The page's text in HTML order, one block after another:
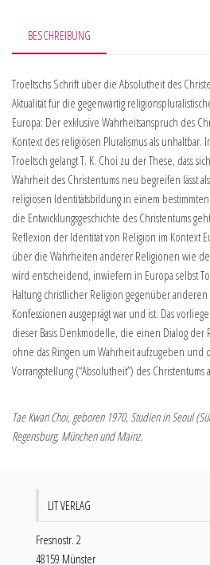
BESCHREIBUNG
Troeltschs Schrift über die Absolutheit des
Aktualität für die gegenwärtig
Europa: Der exklusive Wahrheitsanspruch des
Kontext des religiösen Pluralismus als unhaltbar.
Troeltsch gelangt T. K. Choi zu der These, dass
Wahrheit des Christentums neu begreifen lässt
religiösen Identitätsbildung in einem
die Entwicklungsgeschichte des Christentums
Reflexion der Identität von Religion im Kontext
über die Wahrheiten anderer Religionen wie
wird entscheidend, inwiefern in Europa selbst
Haltung christlicher Religion gegenüber
Konfessionen ausgeprägt war und ist. Das
dieser Basis Denkmodelle, die einen Dialog
ohne das Ringen um Wahrheit aufzugeben
Vorrangstellung (“Absolutheit”) des Christentums
Tae Kwan Choi, geboren 1970, Studien in Seoul
Regensburg, München und Mainz.
LIT VERLAG
Fresnostr. 2
48159 Münster